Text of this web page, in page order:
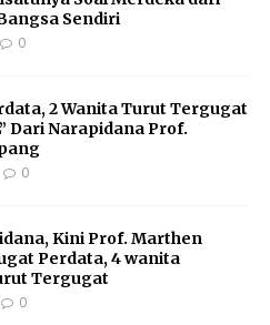
Sendiri
0
2 Wanita Turut Tergugat
Dari Narapidana Prof.
0
Kini Prof. Marthen
Perdata, 4 wanita
Tergugat
0